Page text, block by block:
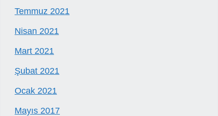
Temmuz 2021
Nisan 2021
Mart 2021
Şubat 2021
Ocak 2021
Mayıs 2017